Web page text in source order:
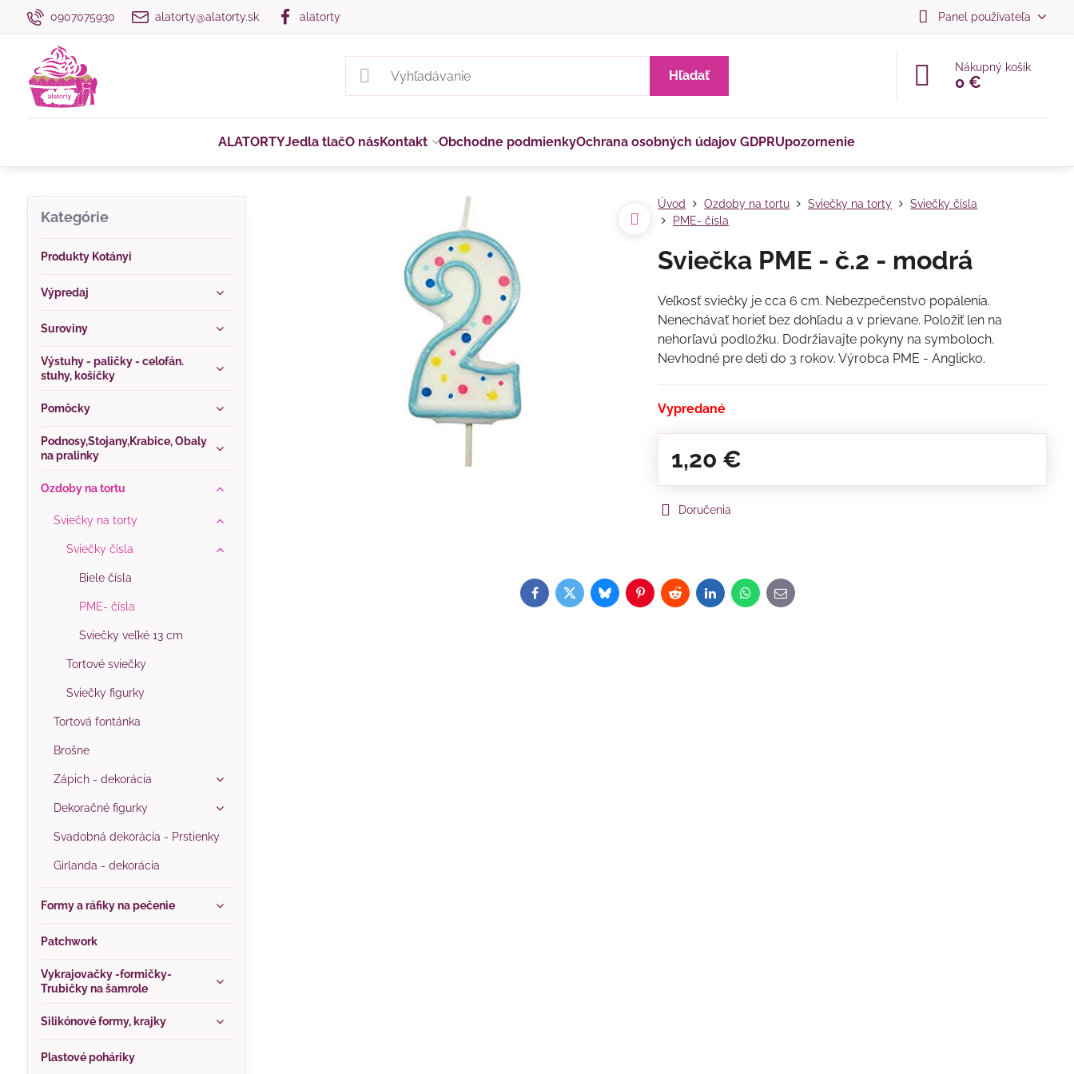
0907075930 alatorty@alatorty.sk alatorty Panel používateľa
Hľadať
Nákupný košík
0 €
ALATORTYJedla tlačO násKontakt Obchodne podmienkyOchrana osobných údajov GDPRUpozornenie
Úvod Ozdoby na tortu Sviečky na torty
Sviečky čísla
PME- čísla
Sviečka PME - č.2 - modrá
Veľkosť sviečky je cca 6 cm. Nebezpečenstvo popálenia.
Nenechávať horieť bez dohľadu a v prievane. Položiť len na
nehorľavú podložku. Dodržiavajte pokyny na symboloch.
Nevhodné pre deti do 3 rokov. Výrobca PME - Anglicko.
Vypredané
1,20 €
Doručenia
Facebook
TwitterBlueskyPinterestRedditLinkedInWhatsApp
E-
mail
Kategórie
Produkty Kotányi
Výpredaj
Suroviny
Výstuhy - paličky - celofán.
stuhy, košíčky
Pomôcky
Podnosy,Stojany,Krabice, Obaly
na pralinky
Ozdoby na tortu
Sviečky na torty
Sviečky čísla
Biele čísla
PME- čísla
Sviečky veľké 13 cm
Tortové sviečky
Sviečky figurky
Tortová fontánka
Brošne
Zápich - dekorácia
Dekoračné figurky
Svadobná dekorácia - Prstienky
Girlanda - dekorácia
Formy a ráfiky na pečenie
Patchwork
Vykrajovačky -formičky-
Trubičky na šamrole
Silikónové formy, krajky
Plastové poháriky